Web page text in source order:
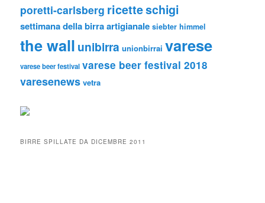
poretti-carlsberg ricetteschigi
settimana della birra artigianale siebter himmel
the wall unibirra unionbirrai varese
varese beer festival varese beer festival 2018
varesenews vetra
BIRRE SPILLATE DA DICEMBRE 2011